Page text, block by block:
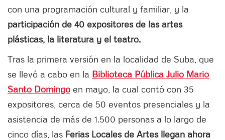
con una programación cultural y familiar, y la
participación de 40 expositores de las artes
plásticas, la literatura y el teatro.
Tras la primera versión en la localidad de Suba, que
se llevó a cabo en la Biblioteca Pública Julio Mario
Santo Domingo en mayo, la cual contó con 35
expositores, cerca de 50 eventos presenciales y la
asistencia de más de 1.500 personas a lo largo de
cinco días, las Ferias Locales de Artes llegan ahora